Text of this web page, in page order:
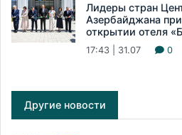
Лидеры стран
Азербайджана
открытии отеля
17:43 | 31.07 0
Другие новости